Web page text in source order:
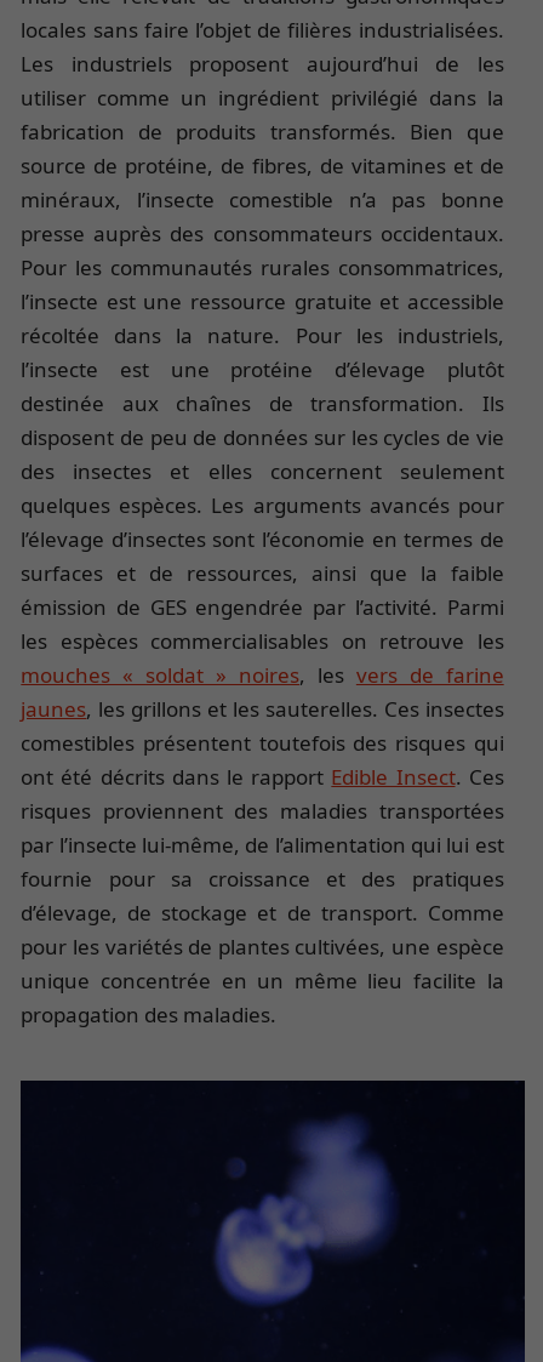
locales sans faire l’objet de filières industrialisées.
Les industriels proposent aujourd’hui de les
utiliser comme un ingrédient privilégié dans la
fabrication de produits transformés. Bien que
source de protéine, de fibres, de vitamines et de
minéraux, l’insecte comestible n’a pas bonne
presse auprès des consommateurs occidentaux.
Pour les communautés rurales consommatrices,
l’insecte est une ressource gratuite et accessible
récoltée dans la nature. Pour les industriels,
l’insecte est une protéine d’élevage plutôt
destinée aux chaînes de transformation. Ils
disposent de peu de données sur les cycles de vie
des insectes et elles concernent seulement
quelques espèces. Les arguments avancés pour
l’élevage d’insectes sont l’économie en termes de
surfaces et de ressources, ainsi que la faible
émission de GES engendrée par l’activité. Parmi
les espèces commercialisables on retrouve les
mouches « soldat » noires, les vers de farine
jaunes, les grillons et les sauterelles. Ces insectes
comestibles présentent toutefois des risques qui
ont été décrits dans le rapport Edible Insect. Ces
risques proviennent des maladies transportées
par l’insecte lui-même, de l’alimentation qui lui est
fournie pour sa croissance et des pratiques
d’élevage, de stockage et de transport. Comme
pour les variétés de plantes cultivées, une espèce
unique concentrée en un même lieu facilite la
propagation des maladies.